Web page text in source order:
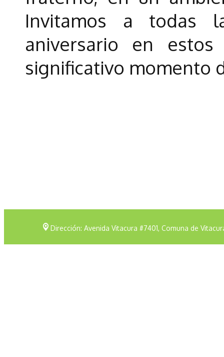
Invitamos a todas
aniversario en
significativo momento
Dirección: Avenida Vitacura #7401, Comuna de